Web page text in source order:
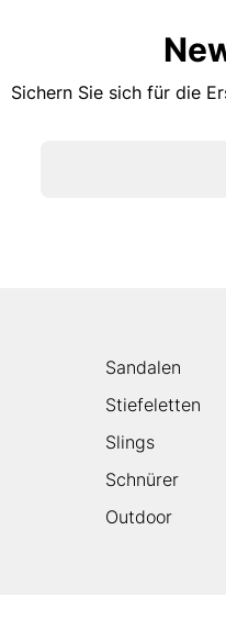
Sichern Sie sich für die
Sandalen
Stiefeletten
Slings
Schnürer
Outdoor